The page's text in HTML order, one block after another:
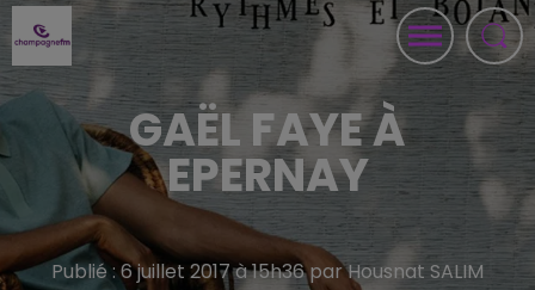
GAËL FAYE À
EPERNAY
Publié : 6 juillet 2017 à 15h36 par Housnat SALIM